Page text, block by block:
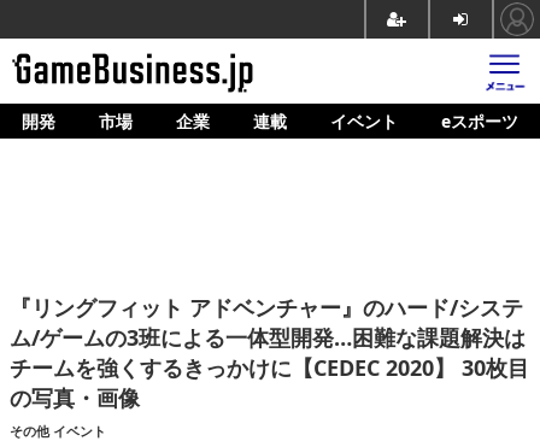
ホーム
企業動向
人材育成
産業政策
開発 市場 企業 連載 イベント eスポーツ
『リングフィット アドベンチャー』のハード/システ
ム/ゲームの3班による一体型開発…困難な課題解決は
チームを強くするきっかけに【CEDEC 2020】 30枚目
の写真・画像
その他 イベント